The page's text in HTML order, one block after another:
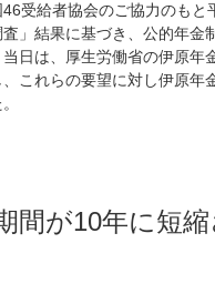
受給者協会のご協力のも
」結果に基づき、公的年金
日は、厚生労働省の伊原年
これらの要望に対し伊原年
間が10年に短